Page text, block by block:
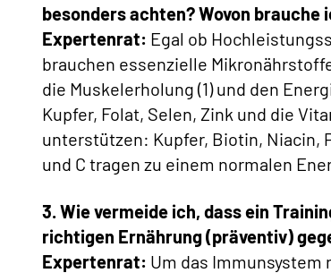
besonders achten? Wovon brauche
Expertenrat: Egal ob
brauchen essenzielle
die Muskelerholung (1) und den
Kupfer, Folat, Selen, Zink und die
unterstützen: Kupfer, Biotin, Niacin,
und C tragen zu einem normalen
3. Wie vermeide ich, dass ein
richtigen Ernährung (präventiv)
Expertenrat: Um das